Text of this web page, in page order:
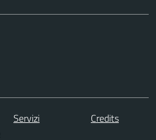
Servizi
Credits